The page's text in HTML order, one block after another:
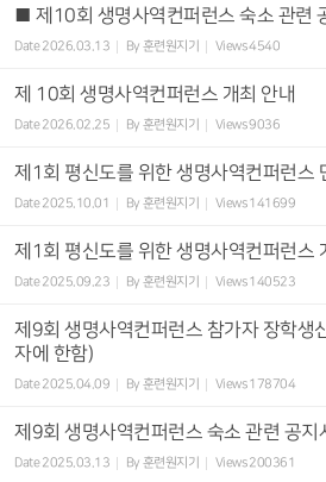
■ 제10회 생명사역컨퍼런스 숙소 관련
Date 2026.03.13 By 훈련원지기 Views4540
제 10회 생명사역컨퍼런스 개최 안내
Date 2026.02.25 By 훈련원지기 Views9036
제1회 평신도를 위한 생명사역컨퍼런스
Date 2025.10.01 By 훈련원지기 Views 141699
제1회 평신도를 위한 생명사역컨퍼런스
Date 2025.09.23 By 훈련원지기 Views 140523
제9회 생명사역컨퍼런스 참가자 장학생
자에 한함)
Date 2025.04.09 By 훈련원지기 Views 178704
제9회 생명사역컨퍼런스 숙소 관련 공지
Date 2025.03.13 By 훈련원지기 Views 200361